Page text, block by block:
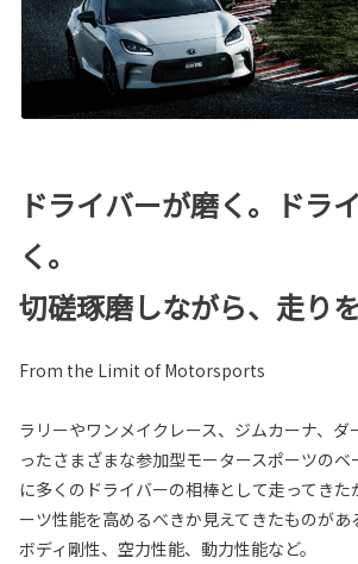
ドライバーが磨く。ドラ
く。
切磋琢磨しながら、走り
From the Limit of Motorsports
ラリーやワンメイクレース、ジムカーナ、ダ
ったさまざまな参加型モータースポーツのベ
に多くのドライバーの相棒として走ってき
ーツ性能を高めるべきか見えてきたものがあ
ボディ剛性、空力性能、動力性能など。